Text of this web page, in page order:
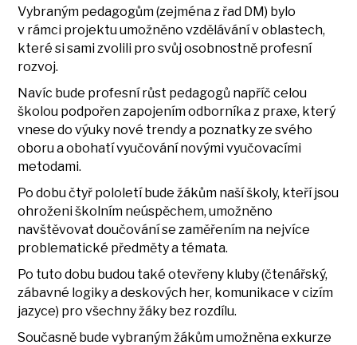
Vybraným pedagogům (zejména z řad DM) bylo
v rámci projektu umožněno vzdělávání v oblastech,
které si sami zvolili pro svůj osobnostně profesní
rozvoj.
Navíc bude profesní růst pedagogů napříč celou
školou podpořen zapojením odborníka z praxe, který
vnese do výuky nové trendy a poznatky ze svého
oboru a obohatí vyučování novými vyučovacími
metodami.
Po dobu čtyř pololetí bude žákům naší školy, kteří jsou
ohroženi školním neúspěchem, umožněno
navštěvovat doučování se zaměřením na nejvíce
problematické předměty a témata.
Po tuto dobu budou také otevřeny kluby (čtenářský,
zábavné logiky a deskových her, komunikace v cizím
jazyce) pro všechny žáky bez rozdílu.
Současně bude vybraným žákům umožněna exkurze